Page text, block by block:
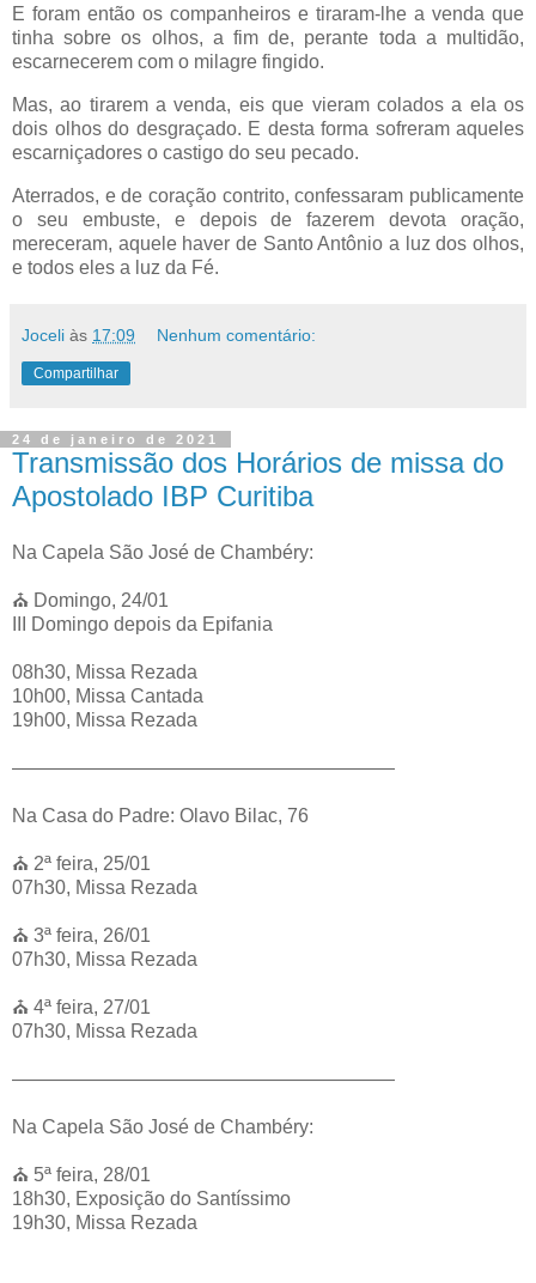
E foram então os companheiros e tiraram-lhe a venda que
tinha sobre os olhos, a fim de, perante toda a multidão,
escarnecerem com o milagre fingido.
Mas, ao tirarem a venda, eis que vieram colados a ela os
dois olhos do desgraçado. E desta forma sofreram aqueles
escarniçadores o castigo do seu pecado.
Aterrados, e de coração contrito, confessaram publicamente
o seu embuste, e depois de fazerem devota oração,
mereceram, aquele haver de Santo Antônio a luz dos olhos,
e todos eles a luz da Fé.
Joceli às 17:09 Nenhum comentário:
Compartilhar
24 de janeiro de 2021
Transmissão dos Horários de missa do
Apostolado IBP Curitiba
Na Capela São José de Chambéry:
⛪️ Domingo, 24/01
III Domingo depois da Epifania
08h30, Missa Rezada
10h00, Missa Cantada
19h00, Missa Rezada
————————————————————
Na Casa do Padre: Olavo Bilac, 76
⛪️ 2ª feira, 25/01
07h30, Missa Rezada
⛪️ 3ª feira, 26/01
07h30, Missa Rezada
⛪️ 4ª feira, 27/01
07h30, Missa Rezada
————————————————————
Na Capela São José de Chambéry:
⛪️ 5ª feira, 28/01
18h30, Exposição do Santíssimo
19h30, Missa Rezada